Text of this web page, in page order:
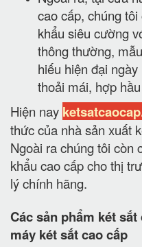
cao cấp, chúng
khẩu siêu cường
thông thường,
hiếu hiện đại
thoải mái, hợp
Hiện nay
thức của nhà sản xuất
Ngoài ra chúng tôi còn
khẩu cao cấp cho thị
lý chính hãng.
Các sản phẩm két
máy két sắt cao cấp